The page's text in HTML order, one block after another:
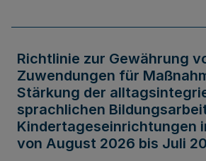
Richtlinie zur Gewährung
Zuwendungen für
Stärkung der
sprachlichen
Kindertageseinrichtungen
von August 2026 bis Juli